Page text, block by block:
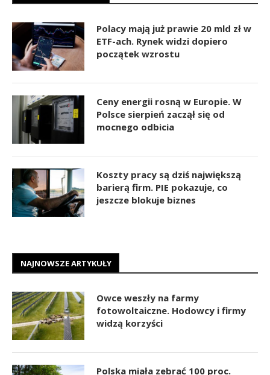
Polacy mają już prawie 20 mld zł w
ETF-ach. Rynek widzi dopiero
początek wzrostu
Ceny energii rosną w Europie. W
Polsce sierpień zaczął się od
mocnego odbicia
Koszty pracy są dziś największą
barierą firm. PIE pokazuje, co
jeszcze blokuje biznes
NAJNOWSZE ARTYKUŁY
Owce weszły na farmy
fotowoltaiczne. Hodowcy i firmy
widzą korzyści
Polska miała zebrać 100 proc.